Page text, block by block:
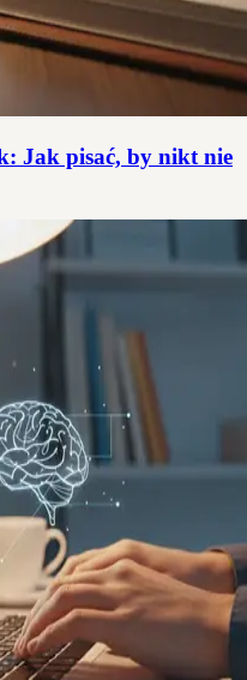
Jak pisać, by nikt nie